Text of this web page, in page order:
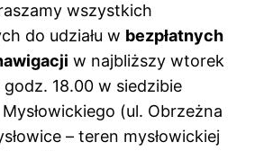
wszystkich
do udziału w bezpłatnych
w najbliższy wtorek
18.00 w siedzibie
(ul. Obrzeżna
– teren mysłowickiej